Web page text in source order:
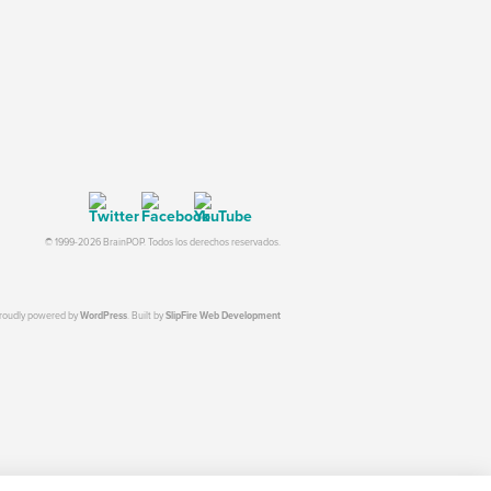
© 1999-2026 BrainPOP. Todos los derechos reservados.
powered byWordPress. Built bySlipFire Web Development